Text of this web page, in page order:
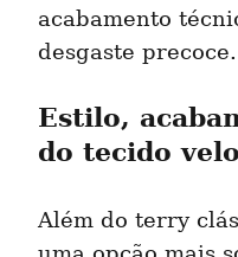
acabamento
desgaste precoce.
Estilo,
do tecido
Além do terry